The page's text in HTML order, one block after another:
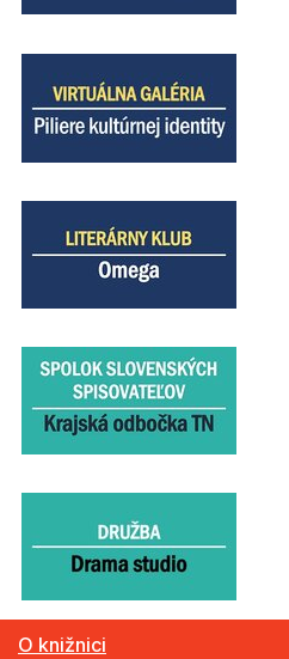
O knižnici